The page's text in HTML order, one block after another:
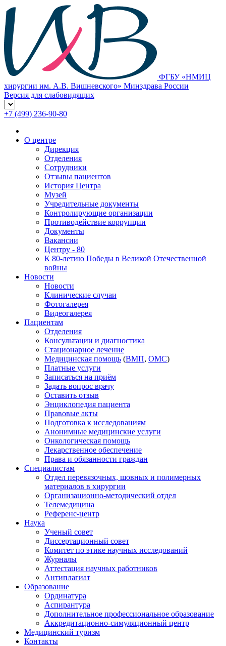
ФГБУ «НМИЦ
хирургии им. А.В. Вишневского» Минздрава России
Версия для слабовидящих
+7 (499) 236-90-80
О центре
Дирекция
Отделения
Сотрудники
Отзывы пациентов
История Центра
Музей
Учредительные документы
Контролирующие организации
Противодействие коррупции
Документы
Вакансии
Центру - 80
К 80-летию Победы в Великой Отечественной
войны
Новости
Новости
Клинические случаи
Фотогалерея
Видеогалерея
Пациентам
Отделения
Консультации и диагностика
Стационарное лечение
Медицинская помощь (ВМП, ОМС)
Платные услуги
Записаться на приём
Задать вопрос врачу
Оставить отзыв
Энциклопедия пациента
Правовые акты
Подготовка к исследованиям
Анонимные медицинские услуги
Онкологическая помощь
Лекарственное обеспечение
Права и обязанности граждан
Специалистам
Отдел перевязочных, шовных и полимерных
материалов в хирургии
Организационно-методический отдел
Телемедицина
Референс-центр
Наука
Ученый совет
Диссертационный совет
Комитет по этике научных исследований
Журналы
Аттестация научных работников
Антиплагиат
Образование
Ординатура
Аспирантура
Дополнительное профессиональное образование
Аккредитационно-симуляционный центр
Медицинский туризм
Контакты